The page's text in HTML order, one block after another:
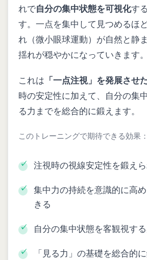
れで自分の集中状態を可視化す
す。一点を集中して見つめるほ
れ（微小眼球運動）が自然と静
揺れが穏やかになっていきます。
これは 「一点注視」を発展させ
時の安定性に加えて、自分の集
る力までを総合的に鍛えます。
このトレーニングで期待できる効果：
注視時の視線安定性を鍛え
集中力の持続を意識的に高
きる
自分の集中状態を客観視す
「見る力」の基礎を総合的